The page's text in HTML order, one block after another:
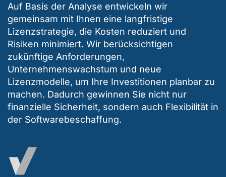
Auf Basis der Analyse entwickeln wir
gemeinsam mit Ihnen eine langfristige
Lizenzstrategie, die Kosten reduziert und
Risiken minimiert. Wir berücksichtigen
zukünftige Anforderungen,
Unternehmenswachstum und neue
Lizenzmodelle, um Ihre Investitionen planbar zu
machen. Dadurch gewinnen Sie nicht nur
finanzielle Sicherheit, sondern auch Flexibilität in
der Softwarebeschaffung.